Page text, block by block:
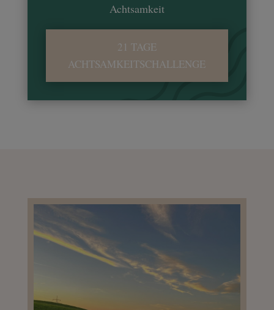
Achtsamkeit
21 TAGE
ACHTSAMKEITSCHALLENGE